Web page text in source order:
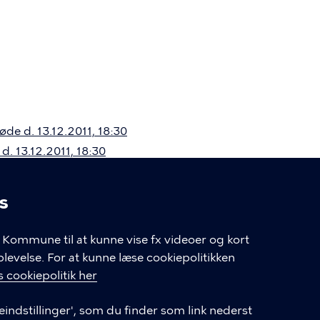
til at kunne vise fx videoer og kort
For at kunne læse cookiepolitikken
cookiepolitik her
som du finder som link nederst
d. 13.12.2011, 18:30
13.12.2011, 18:30
GENVEJE
Hvis du vil klage